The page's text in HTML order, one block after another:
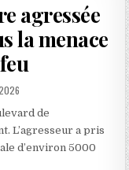
agressée
la menace
de
L’agresseur a pris
d’environ 5000